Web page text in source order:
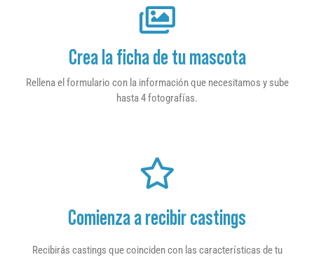
Crea la ficha de tu mascota
Rellena el formulario con la información que necesitamos y sube
hasta 4 fotografías.
Comienza a recibir castings
Recibirás castings que coinciden con las características de tu